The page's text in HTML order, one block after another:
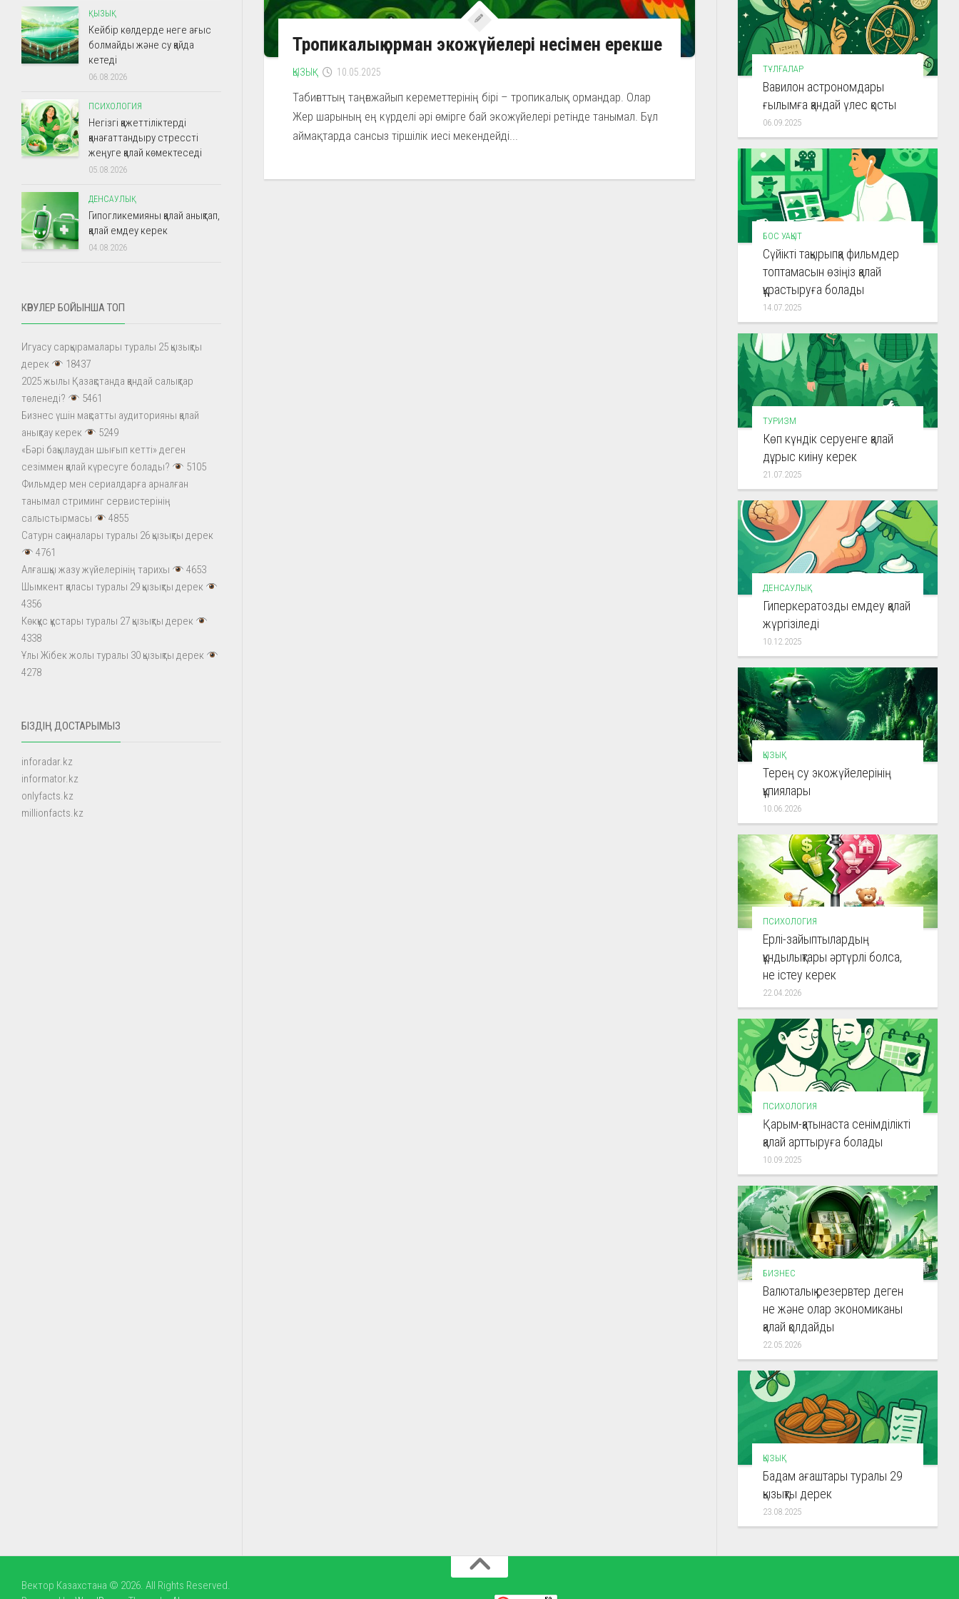
Тропикалық орман экожүйелері несімен ерекше
ҚЫЗЫҚ 10.05.2025
Табиғаттың таңғажайып кереметтерінің бірі – тропикалық ормандар. Олар
Жер шарының ең күрделі әрі өмірге бай экожүйелері ретінде танымал. Бұл
аймақтарда сансыз тіршілік иесі мекендейді...
ҚЫЗЫҚ
Кейбір көлдерде неге ағыс
болмайды және су қайда
кетеді
06.08.2026
ПСИХОЛОГИЯ
Негізгі қажеттіліктерді
қанағаттандыру стрессті
жеңуге қалай көмектеседі
05.08.2026
ДЕНСАУЛЫҚ
Гипогликемияны қалай анықтап,
қалай емдеу керек
04.08.2026
КӨРУЛЕР БОЙЫНША ТОП
Игуасу сарқырамалары туралы 25 қызықты
дерек
18437
2025 жылы Қазақстанда қандай салықтар
төленеді?
5461
Бизнес үшін мақсатты аудиторияны қалай
анықтау керек
5249
«Бәрі бақылаудан шығып кетті» деген
сезіммен қалай күресуге болады?
5105
Фильмдер мен сериалдарға арналған
танымал стриминг сервистерінің
салыстырмасы
4855
Сатурн сақиналары туралы 26 қызықты дерек
4761
Алғашқы жазу жүйелерінің тарихы
4653
Шымкент қаласы туралы 29 қызықты дерек
4356
Көкқұс құстары туралы 27 қызықты дерек
4338
Ұлы Жібек жолы туралы 30 қызықты дерек
4278
БІЗДІҢ ДОСТАРЫМЫЗ
inforadar.kz
informator.kz
onlyfacts.kz
millionfacts.kz
ТҰЛҒАЛАР
Вавилон астрономдары
ғылымға қандай үлес қосты
06.09.2025
БОС УАҚЫТ
Сүйікті тақырыпқа фильмдер
топтамасын өзіңіз қалай
құрастыруға болады
14.07.2025
ТУРИЗМ
Көп күндік серуенге қалай
дұрыс киіну керек
21.07.2025
ДЕНСАУЛЫҚ
Гиперкератозды емдеу қалай
жүргізіледі
10.12.2025
ҚЫЗЫҚ
Терең су экожүйелерінің
құпиялары
10.06.2026
ПСИХОЛОГИЯ
Ерлі-зайыптылардың
құндылықтары әртүрлі болса,
не істеу керек
22.04.2026
ПСИХОЛОГИЯ
Қарым-қатынаста сенімділікті
қалай арттыруға болады
10.09.2025
БИЗНЕС
Валюталық резервтер деген
не және олар экономиканы
қалай қолдайды
22.05.2026
ҚЫЗЫҚ
Бадам ағаштары туралы 29
қызықты дерек
23.08.2025
Вектор Казахстана © 2026. All Rights Reserved.